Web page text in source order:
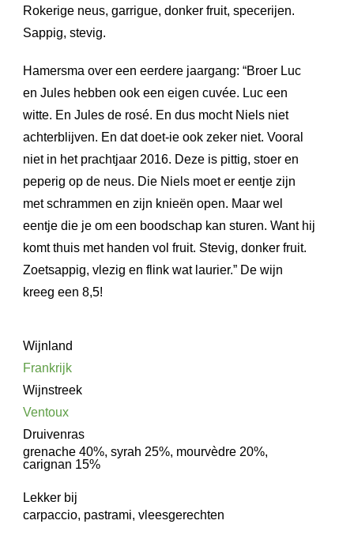
Rokerige neus, garrigue, donker fruit, specerijen.
Sappig, stevig.
Hamersma over een eerdere jaargang: “Broer Luc
en Jules hebben ook een eigen cuvée. Luc een
witte. En Jules de rosé. En dus mocht Niels niet
achterblijven. En dat doet-ie ook zeker niet. Vooral
niet in het prachtjaar 2016. Deze is pittig, stoer en
peperig op de neus. Die Niels moet er eentje zijn
met schrammen en zijn knieën open. Maar wel
eentje die je om een boodschap kan sturen. Want hij
komt thuis met handen vol fruit. Stevig, donker fruit.
Zoetsappig, vlezig en flink wat laurier.” De wijn
kreeg een 8,5!
Wijnland
Frankrijk
Wijnstreek
Ventoux
Druivenras
grenache 40%, syrah 25%, mourvèdre 20%,
carignan 15%
Lekker bij
carpaccio, pastrami, vleesgerechten